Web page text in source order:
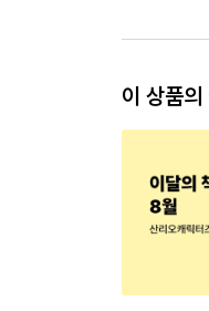
이 상품의